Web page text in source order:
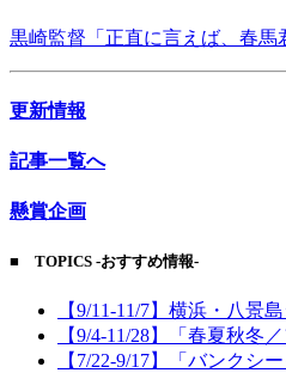
黒崎監督「正直に言えば、春馬
更新情報
記事一覧へ
懸賞企画
■ TOPICS -おすすめ情報-
【9/11-11/7】横浜・八景
【9/4-11/28】「春夏秋冬
【7/22-9/17】「バンクシ